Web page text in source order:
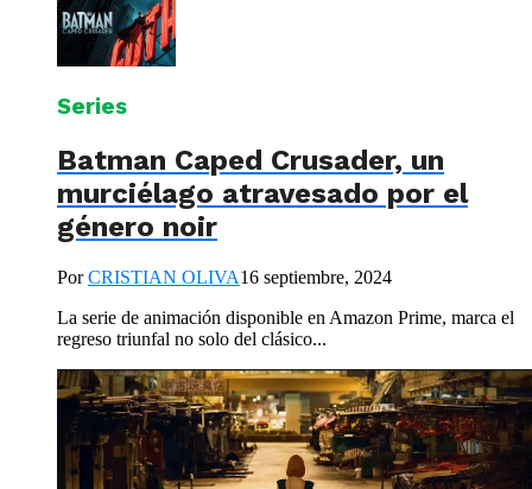
Series
Batman Caped Crusader, un
murciélago atravesado por el
género noir
PorCRISTIAN OLIVA16 septiembre, 2024
La serie de animación disponible en Amazon Prime, marca el
regreso triunfal no solo del clásico...